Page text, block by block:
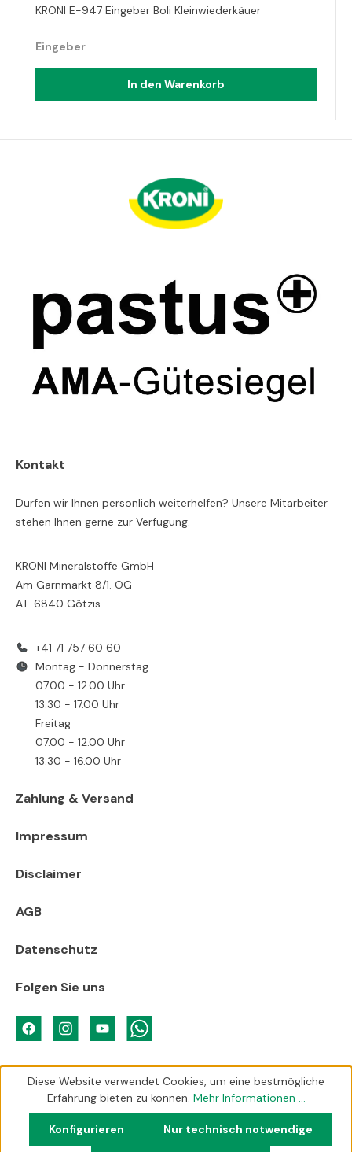
KRONI E-947 Eingeber Boli Kleinwiederkäuer
Eingeber
In den Warenkorb
Kontakt
Dürfen wir Ihnen persönlich weiterhelfen? Unsere Mitarbeiter
stehen Ihnen gerne zur Verfügung.
KRONI Mineralstoffe GmbH
Am Garnmarkt 8/1. OG
AT-6840 Götzis
+41 71 757 60 60
Montag - Donnerstag
07.00 - 12.00 Uhr
13.30 - 17.00 Uhr
Freitag
07.00 - 12.00 Uhr
13.30 - 16.00 Uhr
Zahlung & Versand
Impressum
Disclaimer
AGB
Datenschutz
Folgen Sie uns
Diese Website verwendet Cookies, um eine bestmögliche
Erfahrung bieten zu können. Mehr Informationen ...
Nur technisch notwendige
Konfigurieren